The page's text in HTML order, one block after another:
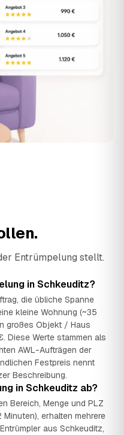
Entrümpelung stellt.
in Schkeuditz?
die übliche Spanne
kleine Wohnung (~35
großes Objekt / Haus
Diese Werte stammen als
AWL-Aufträgen der
Festpreis nennt
Beschreibung.
in Schkeuditz ab?
Bereich, Menge und PLZ
erhalten mehrere
aus Schkeuditz,